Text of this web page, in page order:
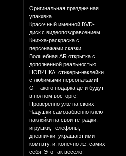
Оригинальная праздничная
упаковка
Красочный именной DVD-
диск с видеопоздравлением
Книжка-раскраска с
персонажами сказки
Волшебная AR открытка с
дополненной реальностью
НОВИНКА: стикеры-наклейки
с любимыми персонажами!
От такого подарка дети будут
в полном восторге!
Проверенно уже на своих!
Чадушки самозабвенно клеют
наклейки на свои тетрадки,
игрушки, телефоны,
дневнички, украшают ими
комнату, и, конечно же, самих
себя. Это так весело!